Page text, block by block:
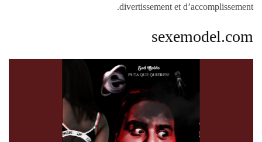
divertissement et d’accomplissement.
sexemodel.com